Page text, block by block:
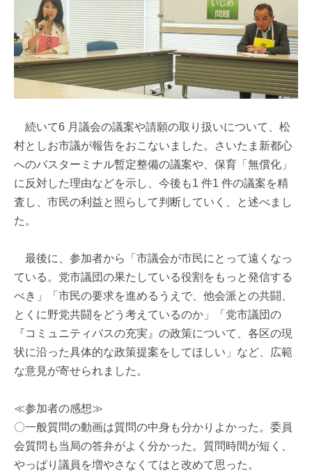
続いて6 月議会の議案や請願の取り扱いについて、松
村としお市議が報告をおこないました。さいたま新都心
へのバスターミナル暫定整備の議案や、保育「無償化」
に反対した理由などを示し、今後も1 件1 件の議案を精
査し、市民の利益と照らして判断していく、と述べまし
た。
最後に、参加者から「市議会が市民にとって遠くなっ
ている。党市議団の果たしている役割をもっと発信する
べき」「市民の要求を進めるうえで、他会派との共闘、
とくに野党共闘をどう考えているのか」「党市議団の
『コミュニティバスの充実』の政策について、各区の現
状に沿った具体的な政策提案をしてほしい」など、広範
な意見が寄せられました。
≪参加者の感想≫
〇一般質問の動画は質問の中身も分かりよかった。委員
会質問も当局の答弁がよく分かった。質問時間が短く、
やっぱり議員を増やさなくてはと改めて思った。